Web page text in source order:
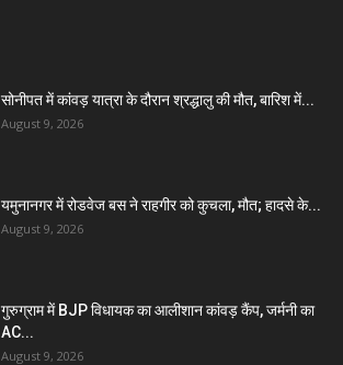
सोनीपत में कांवड़ यात्रा के दौरान श्रद्धालु की मौत, बारिश में...
August 9, 2026
यमुनानगर में रोडवेज बस ने राहगीर को कुचला, मौत; हादसे के...
August 9, 2026
गुरुग्राम में BJP विधायक का आलीशान कांवड़ कैंप, जर्मनी का
AC...
August 9, 2026